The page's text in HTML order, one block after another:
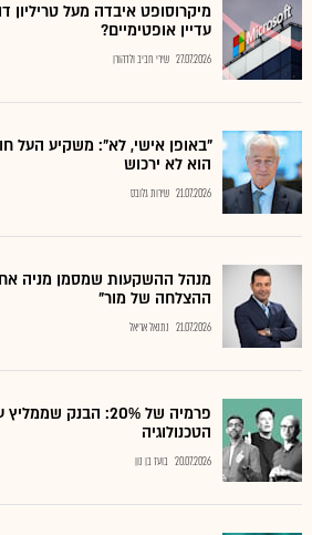
מיקרוסופט איבדה מעל טריליון
עדיין אופטימיים?
27.07.2026 שירי חביב ולדהורן
"באופן אישי, לא": משקיע העל
הוא לא ירכוש
21.07.2026 שירות גלובס
מנהל ההשקעות שמסמן מניה
ההצלחה של מור"
21.07.2026 נתנאל אריאל
פרמיה של 20%: הבנק
הטכנולוגיה
20.07.2026 בועז בן נון